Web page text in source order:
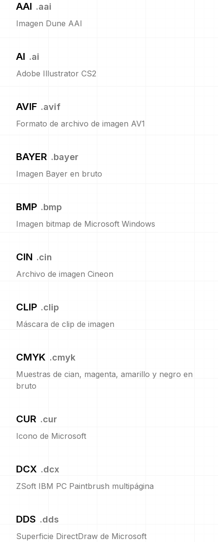
AAI .aai
Imagen Dune AAI
AI .ai
Adobe Illustrator CS2
AVIF .avif
Formato de archivo de imagen AV1
BAYER .bayer
Imagen Bayer en bruto
BMP .bmp
Imagen bitmap de Microsoft Windows
CIN .cin
Archivo de imagen Cineon
CLIP .clip
Máscara de clip de imagen
CMYK .cmyk
Muestras de cian, magenta, amarillo y negro en
bruto
CUR .cur
Icono de Microsoft
DCX .dcx
ZSoft IBM PC Paintbrush multipágina
DDS .dds
Superficie DirectDraw de Microsoft